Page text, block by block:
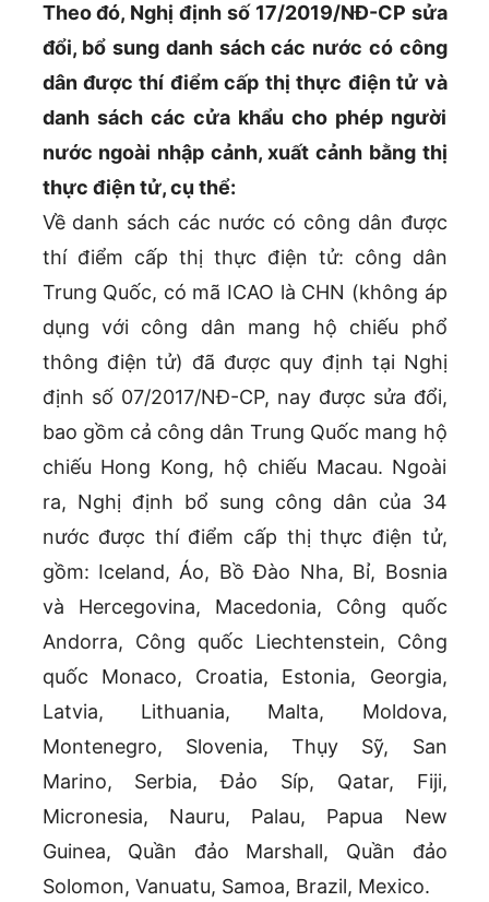
Theo đó, Nghị định số 17/2019/NĐ-CP sửa
đổi, bổ sung danh sách các nước có công
dân được thí điểm cấp thị thực điện tử và
danh sách các cửa khẩu cho phép người
nước ngoài nhập cảnh, xuất cảnh bằng thị
thực điện tử, cụ thể:
Về danh sách các nước có công dân được
thí điểm cấp thị thực điện tử: công dân
Trung Quốc, có mã ICAO là CHN (không áp
dụng với công dân mang hộ chiếu phổ
thông điện tử) đã được quy định tại Nghị
định số 07/2017/NĐ-CP, nay được sửa đổi,
bao gồm cả công dân Trung Quốc mang hộ
chiếu Hong Kong, hộ chiếu Macau. Ngoài
ra, Nghị định bổ sung công dân của 34
nước được thí điểm cấp thị thực điện tử,
gồm: Iceland, Áo, Bồ Đào Nha, Bỉ, Bosnia
và Hercegovina, Macedonia, Công quốc
Andorra, Công quốc Liechtenstein, Công
quốc Monaco, Croatia, Estonia, Georgia,
Latvia, Lithuania, Malta, Moldova,
Montenegro, Slovenia, Thụy Sỹ, San
Marino, Serbia, Đảo Síp, Qatar, Fiji,
Micronesia, Nauru, Palau, Papua New
Guinea, Quần đảo Marshall, Quần đảo
Solomon, Vanuatu, Samoa, Brazil, Mexico.